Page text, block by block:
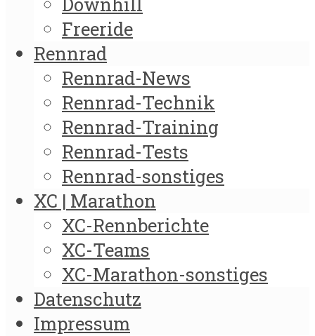
Freeride
Rennrad
Rennrad-News
Rennrad-Technik
Rennrad-Training
Rennrad-Tests
Rennrad-sonstiges
XC | Marathon
XC-Rennberichte
XC-Teams
XC-Marathon-sonstiges
Datenschutz
Impressum